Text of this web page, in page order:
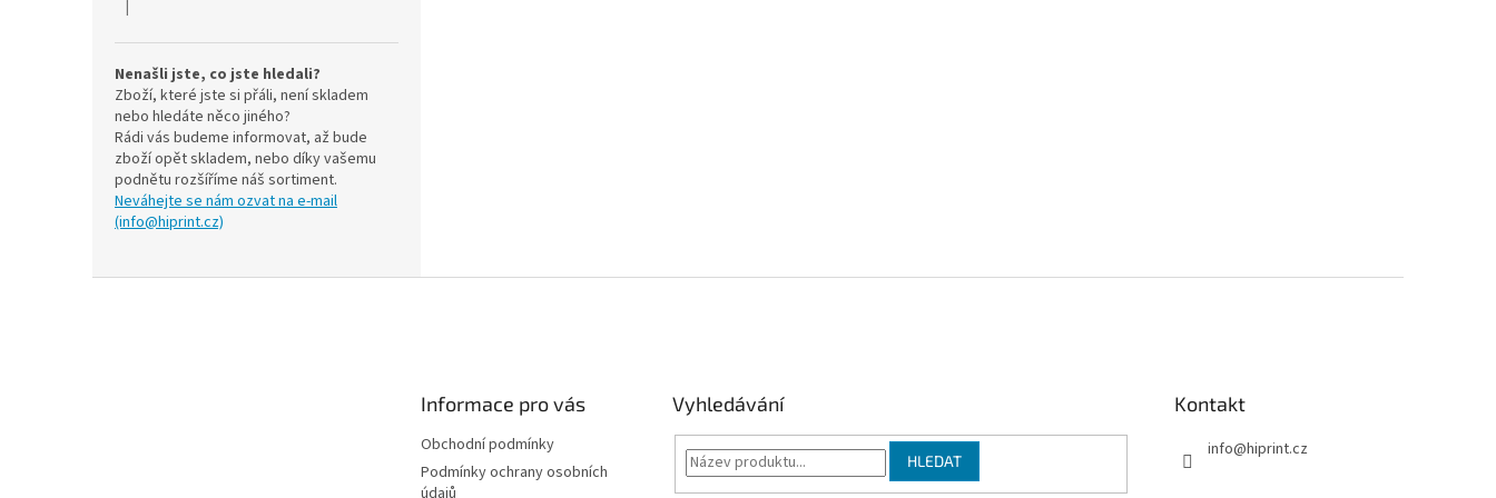
Hodnocení produktu je 5 z 5 hvězdiček.
|
Nenašli jste, co jste hledali?
Zboží, které jste si přáli, není skladem
nebo hledáte něco jiného?
Rádi vás budeme informovat, až bude
zboží opět skladem, nebo díky vašemu
podnětu rozšíříme náš sortiment.
Neváhejte se nám ozvat na e-mail
(info@hiprint.cz)
Informace pro vás
Obchodní podmínky
Podmínky ochrany osobních
údajů
Vyhledávání
HLEDAT
Kontakt
info@hiprint.cz